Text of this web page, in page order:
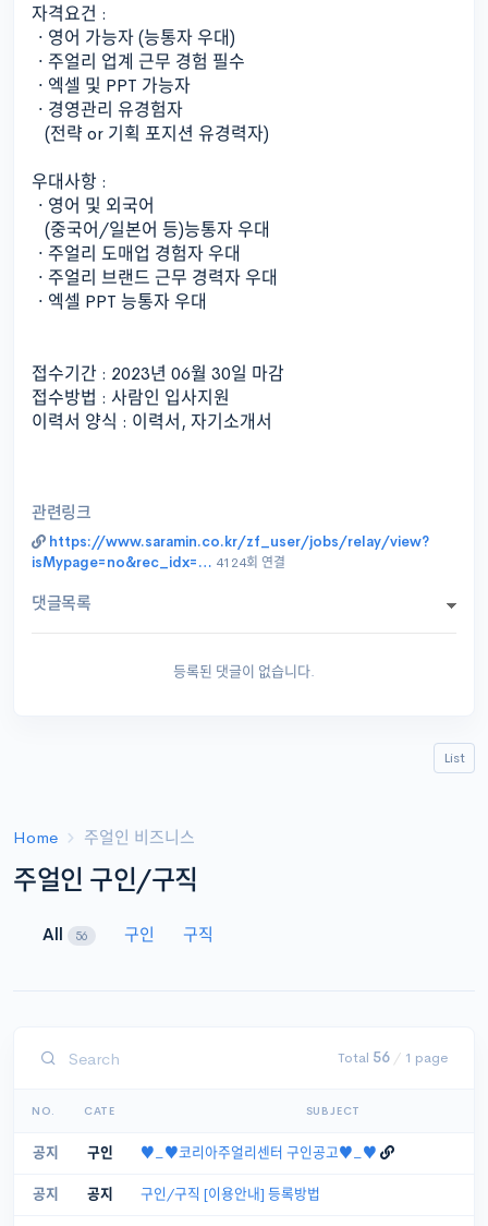
자격요건 :
ㆍ영어 가능자 (능통자 우대)
ㆍ주얼리 업계 근무 경험 필수
ㆍ엑셀 및 PPT 가능자
ㆍ경영관리 유경험자
(전략 or 기획 포지션 유경력자)
우대사항 :
ㆍ영어 및 외국어
(중국어/일본어 등)능통자 우대
ㆍ주얼리 도매업 경험자 우대
ㆍ주얼리 브랜드 근무 경력자 우대
ㆍ엑셀 PPT 능통자 우대
접수기간 : 2023년 06월 30일 마감
접수방법 : 사람인 입사지원
이력서 양식 : 이력서, 자기소개서
관련링크
https://www.saramin.co.kr/zf_user/jobs/relay/view?
isMypage=no&rec_idx=… 4124회 연결
댓글목록
등록된 댓글이 없습니다.
List
Home 주얼인 비즈니스
주얼인 구인/구직
All 56 구인 구직
Total 56 / 1 page
NO. CATE SUBJECT
공지 구인 ♥_♥코리아주얼리센터 구인공고♥_♥
공지 공지 구인/구직 [이용안내] 등록방법